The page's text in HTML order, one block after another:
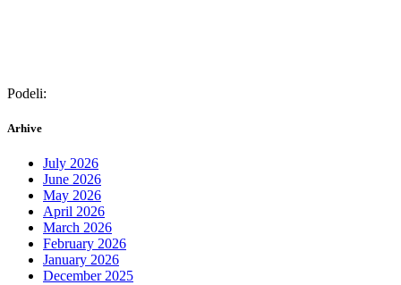
Podeli:
Arhive
July 2026
June 2026
May 2026
April 2026
March 2026
February 2026
January 2026
December 2025